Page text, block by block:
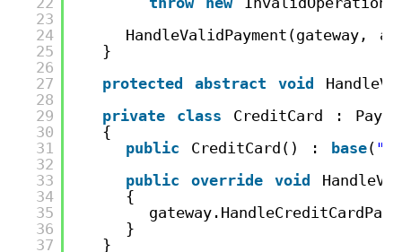
23
24
25
26
27
28
29
30
31
32
33
34
35
36
37
HandleValidPayment(gateway,
}
protected
abstract void
private
class
CreditCard :
{
public
CreditCard() : base(
public
override void
{
}
}